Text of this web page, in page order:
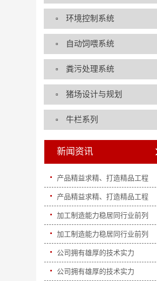
环境控制系统
自动饲喂系统
粪污处理系统
猪场设计与规划
牛栏系列
新闻资讯
产品精益求精、打造精品工程
产品精益求精、打造精品工程
加工制造能力稳居同行业前列
加工制造能力稳居同行业前列
公司拥有雄厚的技术实力
公司拥有雄厚的技术实力